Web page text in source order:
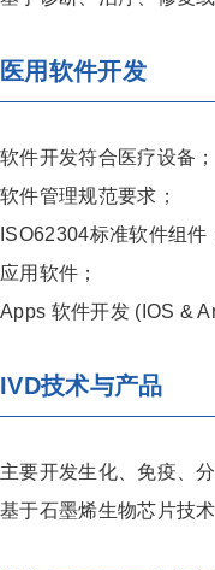
医用软件开发
软件开发符合医疗设备；
软件管理规范要求；
ISO62304标准软件组件
应用软件；
Apps 软件开发 (IOS &
IVD技术与产品
主要开发生化、免疫、
基于石墨烯生物芯片技